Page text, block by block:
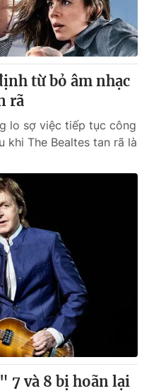
từ bỏ âm nhạc
rã
lo sợ việc tiếp tục công
khi The Bealtes tan rã là
7 và 8 bị hoãn lại